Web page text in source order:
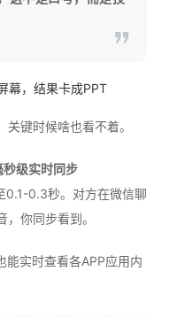
，结果卡成PPT
键时候啥也看不着。
级实时同步
0.1-0.3秒。对方在微信聊
你同步看到。
能实时查看各APP应用内